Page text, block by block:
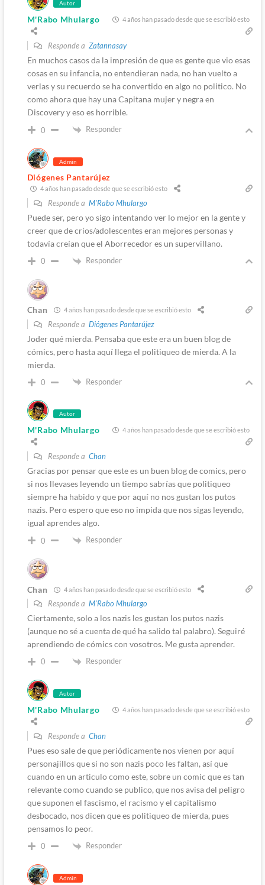
Autor
M'Rabo Mhulargo 4 años han pasado desde que se escribió esto
Responde a Zatannasay
En muchos casos da la impresión de que es gente que vio esas
cosas en su infancia, no entendieran nada, no han vuelto a
verlas y su recuerdo se ha convertido en algo no politico. No
como ahora que hay una Capitana mujer y negra en
Discovery y eso es horrible.
0 Responder
Admin
Diógenes Pantarújez
4 años han pasado desde que se escribió esto
Responde a M'Rabo Mhulargo
Puede ser, pero yo sigo intentando ver lo mejor en la gente y
creer que de críos/adolescentes eran mejores personas y
todavía creían que el Aborrecedor es un supervillano.
0 Responder
Chan 4 años han pasado desde que se escribió esto
Responde a Diógenes Pantarújez
Joder qué mierda. Pensaba que este era un buen blog de
cómics, pero hasta aquí llega el politiqueo de mierda. A la
mierda.
0 Responder
Autor
M'Rabo Mhulargo 4 años han pasado desde que se escribió esto
Responde a Chan
Gracias por pensar que este es un buen blog de comics, pero
si nos llevases leyendo un tiempo sabrías que politiqueo
siempre ha habido y que por aquí no nos gustan los putos
nazis. Pero espero que eso no impida que nos sigas leyendo,
igual aprendes algo.
0 Responder
Chan 4 años han pasado desde que se escribió esto
Responde a M'Rabo Mhulargo
Ciertamente, solo a los nazis les gustan los putos nazis
(aunque no sé a cuenta de qué ha salido tal palabro). Seguiré
aprendiendo de cómics con vosotros. Me gusta aprender.
0 Responder
Autor
M'Rabo Mhulargo 4 años han pasado desde que se escribió esto
Responde a Chan
Pues eso sale de que periódicamente nos vienen por aquí
personajillos que si no son nazis poco les faltan, así que
cuando en un articulo como este, sobre un comic que es tan
relevante como cuando se publico, que nos avisa del peligro
que suponen el fascismo, el racismo y el capitalismo
desbocado, nos dicen que es politiqueo de mierda, pues
pensamos lo peor.
0 Responder
Admin